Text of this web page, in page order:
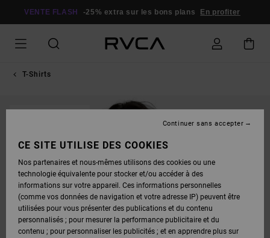
VENTE FLASH -25% extra sur les bons plans En profiter
T-Shirts
CE SITE UTILISE DES COOKIES
Nos partenaires et nous-mêmes utilisons des cookies ou une
technologie équivalente pour stocker et/ou accéder à des
informations sur votre appareil. Ces informations personnelles
(comme vos données de navigation et votre adresse IP) peuvent être
utilisées pour vous présenter des publications et du contenu
personnalisés ; pour mesurer la performance publicitaire et du
contenu ; pour personnaliser les publicités ; et en apprendre plus sur
Continuer sans accepter